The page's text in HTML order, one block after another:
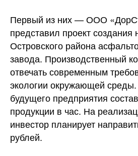
Первый из них — ООО
представил проект создания
Островского района
завода. Производственный
отвечать современным
экологии окружающей
будущего предприятия
продукции в час. На
инвестор планирует
рублей.